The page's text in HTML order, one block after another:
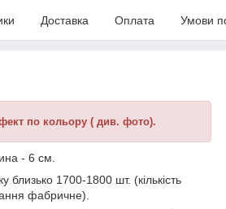
Доставка Оплата Умови
по кольору ( див. фото).
- 6 см.
близько 1700-1800 шт. (кількість
фабричне).